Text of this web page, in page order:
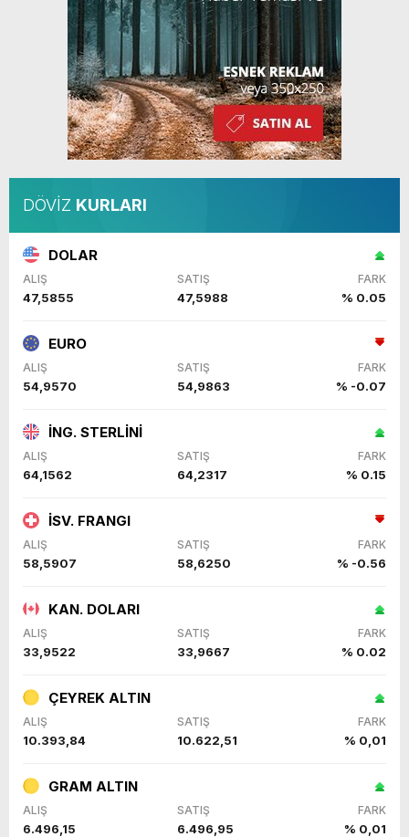
DÖVİZ KURLARI
DOLAR
ALIŞ SATIŞ FARK
47,5855 47,5988 % 0.05
EURO
ALIŞ SATIŞ FARK
54,9570 54,9863 % -0.07
İNG. STERLİNİ
ALIŞ SATIŞ FARK
64,1562 64,2317 % 0.15
İSV. FRANGI
ALIŞ SATIŞ FARK
58,5907 58,6250 % -0.56
KAN. DOLARI
ALIŞ SATIŞ FARK
33,9522 33,9667 % 0.02
ÇEYREK ALTIN
ALIŞ SATIŞ FARK
10.393,84 10.622,51 % 0,01
GRAM ALTIN
ALIŞ SATIŞ FARK
6.496,15 6.496,95 % 0,01